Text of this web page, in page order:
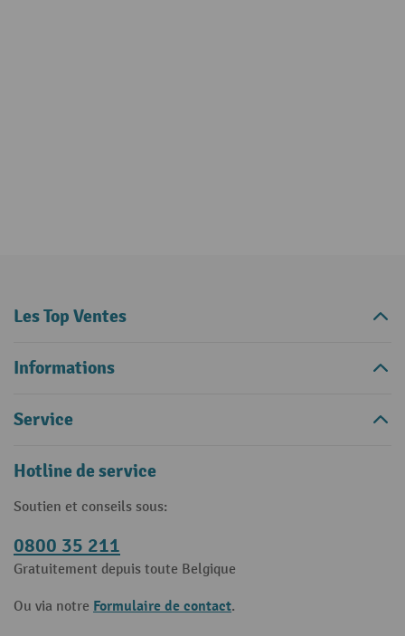
Les Top Ventes
Informations
Service
Hotline de service
Soutien et conseils sous:
0800 35 211
Gratuitement depuis toute Belgique
Ou via notre Formulaire de contact.